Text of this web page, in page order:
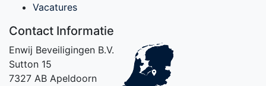
Vacatures
Contact Informatie
Enwij Beveiligingen B.V.
Sutton 15
7327 AB Apeldoorn